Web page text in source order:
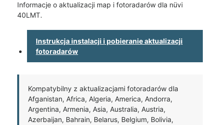
Informacje o aktualizacji map i fotoradarów dla nüvi
40LMT.
Instrukcja instalacji i pobieranie aktualizacji
fotoradarów
Kompatybilny z aktualizacjami fotoradarów dla
Afganistan, Africa, Algeria, America, Andorra,
Argentina, Armenia, Asia, Australia, Austria,
Azerbaijan, Bahrain, Belarus, Belgium, Bolivia,